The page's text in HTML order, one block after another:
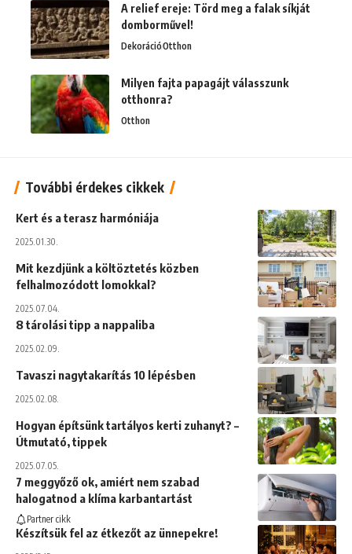
A relief ereje: Törd meg a falak síkját
domborművel!
DekorációOtthon
Milyen fajta papagájt válasszunk
otthonra?
Otthon
További érdekes cikkek
Kert és a terasz harmóniája
2025.01.30.
Mit kezdjünk a költöztetés közben
felhalmozódott lomokkal?
2025.07.04.
8 tárolási tipp a nappaliba
2025.02.09.
Tavaszi nagytakarítás 10 lépésben
2025.02.08.
Hogyan építsünk tartályos kerti zuhanyt? –
Útmutató, tippek
2025.07.05.
7 meggyőző ok, amiért nem szabad
halogatnod a klíma karbantartást
Partner cikk
Készítsük fel az étkezőt az ünnepekre!